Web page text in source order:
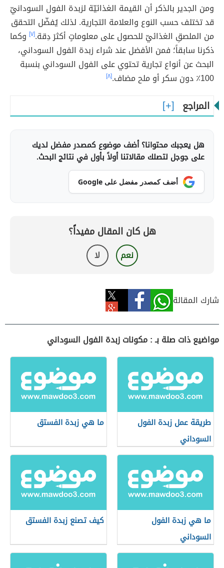
ومن الجدير بالذكر أن القيمة الغذائيّة لزبدة الفول السودانيّ
قد تختلف حسب النوع والعلامة التجارية. لذلك يُفضّل التحقق
من الملصقِ الغذائيّ للحصول على معلوماتٍ أكثرَ دِقة.[٧]
وكما
ذكرنا سابقاً؛ فمن الأفضل عند شراء زبدة الفول السوداني،
البحث عن أنواع تجارية تحتوي على الفول السوداني بنسبة
100٪ دون سكر أو ملح مضاف.
[٨]
المراجع
هل يعجبك محتوانا؟ أضف موضوع كمصدر مفضل لديك
على جوجل لتصلك مقالاتنا أولاً بأول في نتائج البحث.
أضف كمصدر مفضل على Google
هل كان المقال مفيداً؟
نعم لا
شارك المقالة
مواضيع ذات صلة بـ : مكونات زبدة الفول السوداني
طريقة عمل زبدة الفول
السوداني
ما هي زبدة الفستق
ما هي زبدة الفول
السوداني
كيف تصنع زبدة الفستق